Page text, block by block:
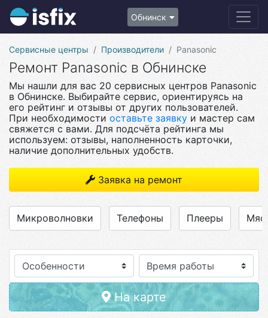
Обнинск
Сервисные центры Производители Panasonic
Ремонт Panasonic в Обнинске
Мы нашли для вас 20 сервисных центров Panasonic
в Обнинске. Выбирайте сервис, ориентируясь на
его рейтинг и отзывы от других пользователей.
При необходимости оставьте заявку и мастер сам
свяжется с вами. Для подсчёта рейтинга мы
используем: отзывы, наполненность карточки,
наличие дополнительных удобств.
Заявка на ремонт
Микроволновки Телефоны Плееры
Особенности
На карте